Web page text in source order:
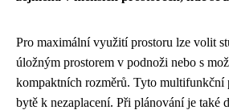
Pro maximální využití prostoru lze volit
úložným prostorem v podnoži nebo s
kompaktních rozměrů. Tyto multifunkční
bytě k nezaplacení. Při plánování je také